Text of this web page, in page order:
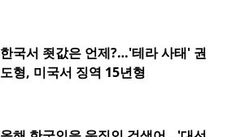
한국서 죗값은 언제?…'테라 사태' 권
도형, 미국서 징역 15년형